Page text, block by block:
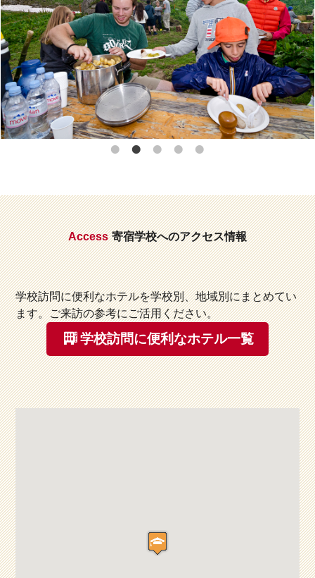
Access 寄宿学校へのアクセス情報
学校訪問に便利なホテルを学校別、地域別にまとめてい
ます。ご来訪の参考にご活用ください。
学校訪問に便利なホテル一覧